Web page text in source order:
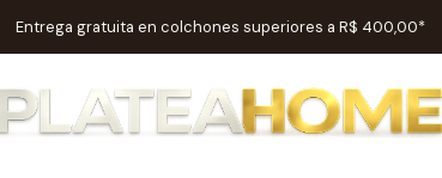
Entrega gratuita en colchones superiores a R$ 400,00*
Habitaciones Mesas de cabecera Mesita de noche
|
Mesita